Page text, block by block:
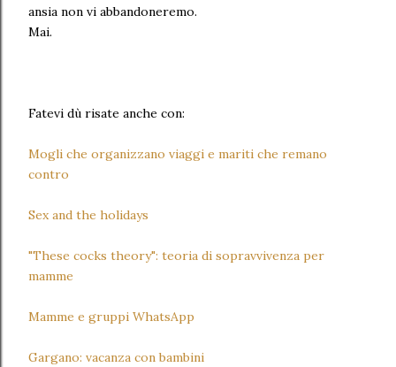
ansia non vi abbandoneremo.
Mai.
Fatevi dù risate anche con:
Mogli che organizzano viaggi e mariti che remano
contro
Sex and the holidays
"These cocks theory": teoria di sopravvivenza per
mamme
Mamme e gruppi WhatsApp
Gargano: vacanza con bambini